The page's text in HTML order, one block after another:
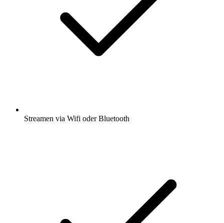
Streamen via Wifi oder Bluetooth